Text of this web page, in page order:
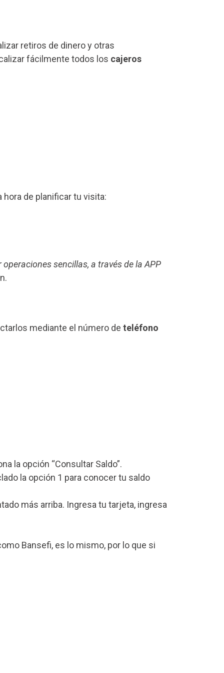
retiros de dinero y otras
fácilmente todos los cajeros
hora de planificar tu visita:
sencillas, a través de la APP
mediante el número de teléfono
la opción “Consultar Saldo”.
la opción 1 para conocer tu saldo
más arriba. Ingresa tu tarjeta, ingresa
Bansefi, es lo mismo, por lo que si